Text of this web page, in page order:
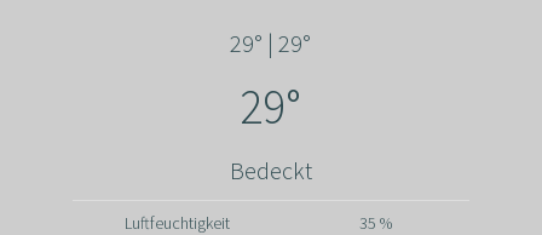
29° | 29°
29°
Bedeckt
Luftfeuchtigkeit 35 %